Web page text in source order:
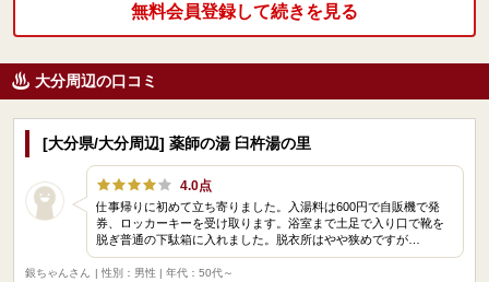
無料会員登録して続きを見る
大分周辺の口コミ
[大分県/大分周辺] 薬師の湯 臼杵湯の里
4.0点
仕事帰りに初めて立ち寄りました。入湯料は600円で自販機で発
券、ロッカーキーを受け取ります。浴室まで土足で入り口で靴を
脱ぎ普通の下駄箱に入れました。脱衣所はやや狭めですが…
銀ちゃんさん
| 性別：男性 | 年代：50代～